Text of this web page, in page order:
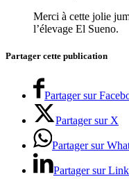
Merci à cette jolie
l’élevage El Sueno.
Partager cette publication
Partager sur
Partager sur X
Partager sur
Partager sur